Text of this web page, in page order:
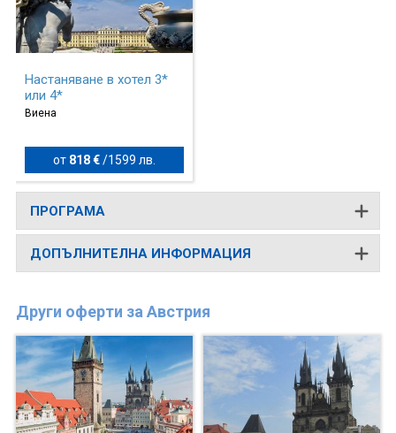
Настаняване в хотел 3*
или 4*
Виена
от 818 € / 1599 лв.
ПРОГРАМА
ДОПЪЛНИТЕЛНА ИНФОРМАЦИЯ
Други оферти за Австрия